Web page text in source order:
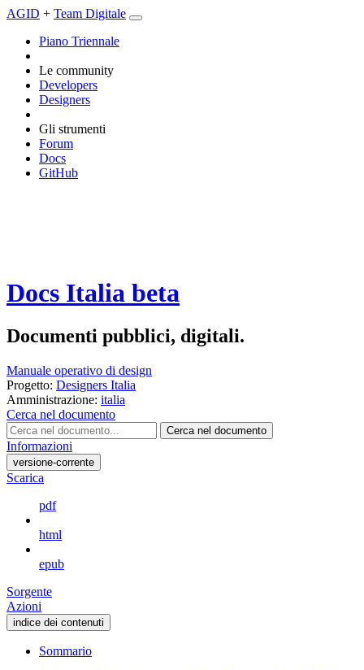
AGID + Team Digitale
Piano Triennale
Le community
Developers
Designers
Gli strumenti
Forum
Docs
GitHub
Docs Italia beta
Documenti pubblici, digitali.
Manuale operativo di design
Progetto: Designers Italia
Amministrazione: italia
Cerca nel documento
Cerca nel documento
Informazioni
versione-corrente
Scarica
pdf
html
epub
Sorgente
Azioni
indice dei contenuti
Sommario